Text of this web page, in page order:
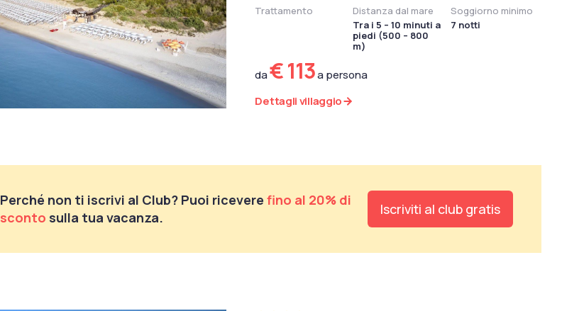
Trattamento
Distanza dal mare
Tra i 5 – 10 minuti a
piedi (500 – 800
m)
Soggiorno minimo
7 notti
da€ 113a persona
Dettagli villaggio
Perché non ti iscrivi al Club? Puoi ricevere fino al 20% di
sconto sulla tua vacanza.
Iscriviti al club gratis